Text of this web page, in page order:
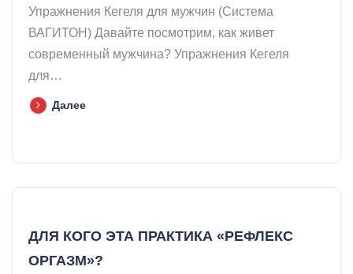
Упражнения Кегеля для мужчин (Система
ВАГИТОН) Давайте посмотрим, как живет
современный мужчина? Упражнения Кегеля
для…
Далее
ДЛЯ КОГО ЭТА ПРАКТИКА «РЕФЛЕКС
ОРГАЗМ»?